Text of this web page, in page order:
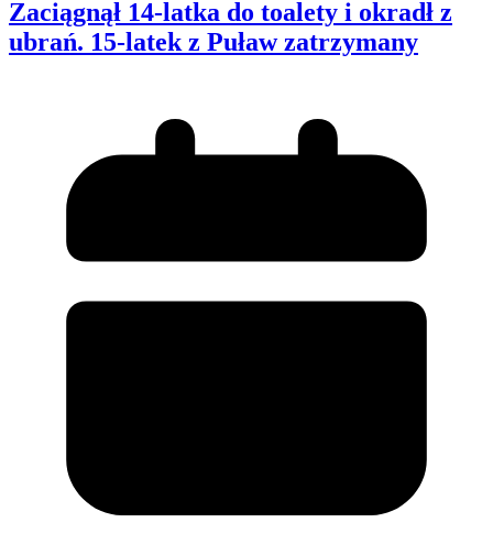
Zaciągnął 14-latka do toalety i okradł z
ubrań. 15-latek z Puław zatrzymany